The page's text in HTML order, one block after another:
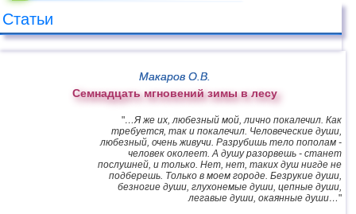
Статьи
Макаров О.В.
Семнадцать мгновений зимы в лесу
"…Я же их, любезный мой, лично покалечил. Как
требуется, так и покалечил. Человеческие души,
любезный, очень живучи. Разрубишь тело пополам -
человек околеет. А душу разорвешь - станет
послушней, и только. Нет, нет, таких душ нигде не
подберешь. Только в моем городе. Безрукие души,
безногие души, глухонемые души, цепные души,
легавые души, окаянные души…"